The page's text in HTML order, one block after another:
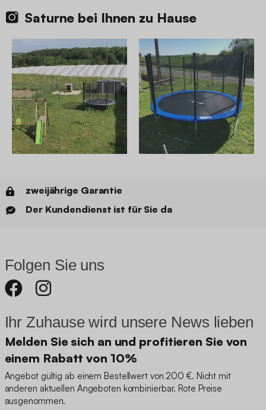
Saturne bei Ihnen zu Hause
zweijährige Garantie
Der Kundendienst ist für Sie da
Folgen Sie uns
Ihr Zuhause wird unsere News lieben
Melden Sie sich an und profitieren Sie von
einem Rabatt von 10%
Angebot gültig ab einem Bestellwert von 200 €. Nicht mit
anderen aktuellen Angeboten kombinierbar. Rote Preise
ausgenommen.